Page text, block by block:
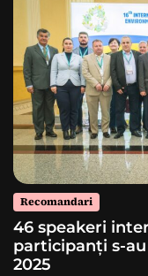
Recomandari
46 speakeri
participanți s-au
2025